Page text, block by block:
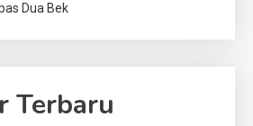
Dua Bek
Terbaru